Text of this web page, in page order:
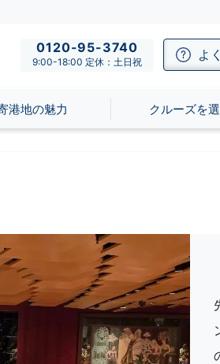
0120-95-3740
9:00-18:00 定休：土日祝 よ
港地の魅力 クルーズを